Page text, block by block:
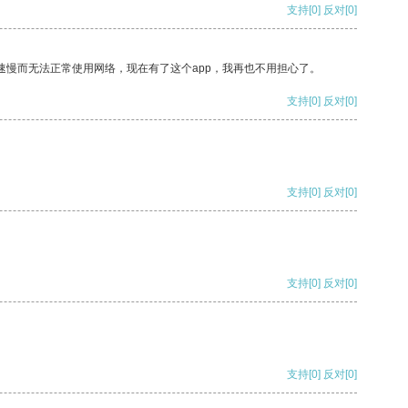
支持[0] 反对[0]
而无法正常使用网络，现在有了这个app，我再也不用担心了。
支持[0] 反对[0]
支持[0] 反对[0]
支持[0] 反对[0]
支持[0] 反对[0]